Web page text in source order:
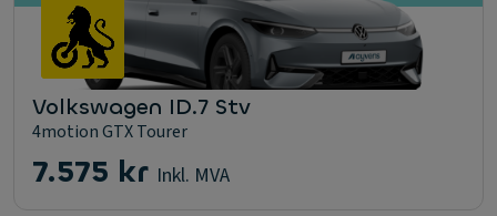
Volkswagen ID.7 Stv
4motion GTX Tourer
7.575 kr Inkl. MVA